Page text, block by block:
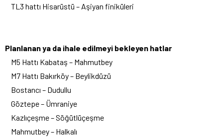
TL3 hattı Hisarüstü – Aşiyan finiküleri
Planlanan ya da ihale edilmeyi bekleyen hatlar
M5 Hattı Kabataş – Mahmutbey
M7 Hattı Bakırköy – Beylikdüzü
Bostancı – Dudullu
Göztepe – Ümraniye
Kazlıçeşme – Söğütlüçeşme
Mahmutbey – Halkalı